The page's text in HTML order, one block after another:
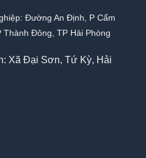
Đường An Định, P Cẩm
Đông, TP Hải Phòng
Xã Đại Sơn, Tứ Kỳ, Hải